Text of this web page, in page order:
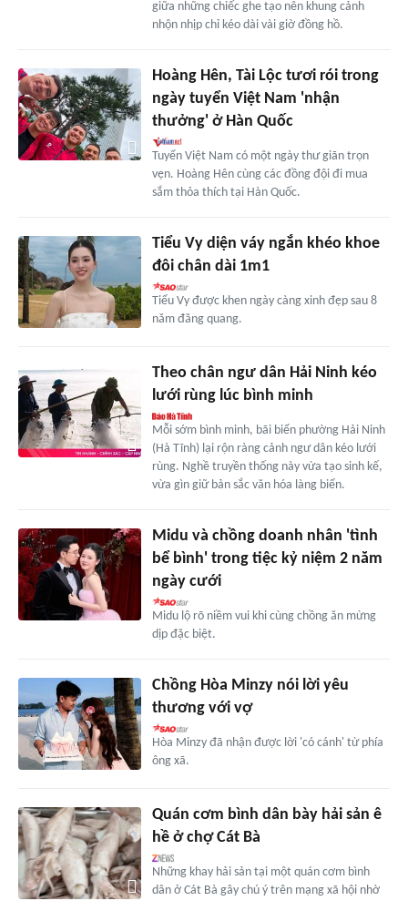
giữa những chiếc ghe tạo nên khung cảnh
nhộn nhịp chỉ kéo dài vài giờ đồng hồ.
Hoàng Hên, Tài Lộc tươi rói trong
ngày tuyển Việt Nam 'nhận
thưởng' ở Hàn Quốc
Tuyển Việt Nam có một ngày thư giãn trọn
vẹn. Hoàng Hên cùng các đồng đội đi mua
sắm thỏa thích tại Hàn Quốc.
Tiểu Vy diện váy ngắn khéo khoe
đôi chân dài 1m1
Tiểu Vy được khen ngày càng xinh đẹp sau 8
năm đăng quang.
Theo chân ngư dân Hải Ninh kéo
lưới rùng lúc bình minh
Mỗi sớm bình minh, bãi biển phường Hải Ninh
(Hà Tĩnh) lại rộn ràng cảnh ngư dân kéo lưới
rùng. Nghề truyền thống này vừa tạo sinh kế,
vừa gìn giữ bản sắc văn hóa làng biển.
Midu và chồng doanh nhân 'tình
bể bình' trong tiệc kỷ niệm 2 năm
ngày cưới
Midu lộ rõ niềm vui khi cùng chồng ăn mừng
dịp đặc biệt.
Chồng Hòa Minzy nói lời yêu
thương với vợ
Hòa Minzy đã nhận được lời 'có cánh' từ phía
ông xã.
Quán cơm bình dân bày hải sản ê
hề ở chợ Cát Bà
Những khay hải sản tại một quán cơm bình
dân ở Cát Bà gây chú ý trên mạng xã hội nhờ